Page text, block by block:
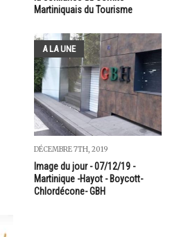
Martiniquais du Tourisme
A LA UNE
DÉCEMBRE 7TH, 2019
Image du jour - 07/12/19 -
Martinique -Hayot - Boycott-
Chlordécone- GBH